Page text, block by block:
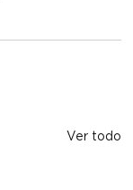
Ver todo